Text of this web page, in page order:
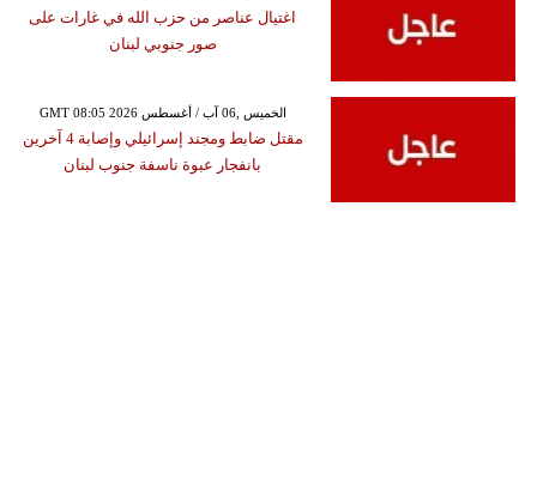
اغتيال عناصر من حزب الله في غارات على
صور جنوبي لبنان
GMT 08:05 2026 الخميس ,06 آب / أغسطس
مقتل ضابط ومجند إسرائيلي وإصابة 4 آخرين
بانفجار عبوة ناسفة جنوب لبنان